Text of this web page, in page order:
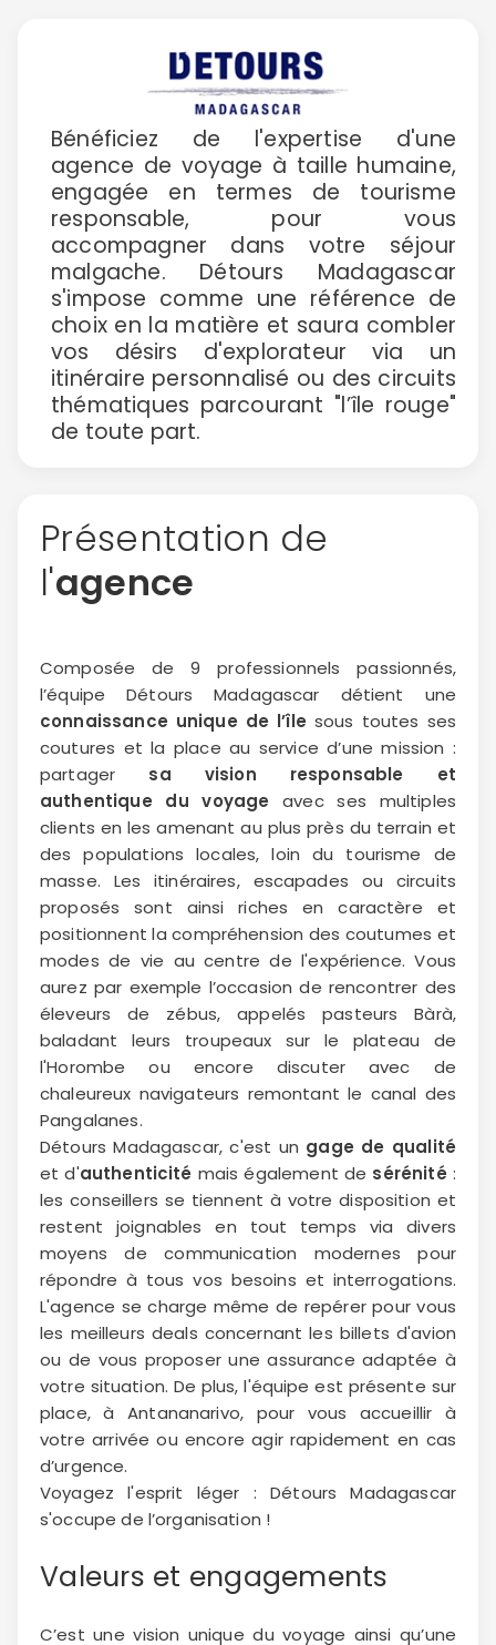
Bénéficiez de l'expertise d'une
agence de voyage à taille humaine,
engagée en termes de tourisme
responsable, pour vous
accompagner dans votre séjour
malgache. Détours Madagascar
s'impose comme une référence de
choix en la matière et saura combler
vos désirs d'explorateur via un
itinéraire personnalisé ou des circuits
thématiques parcourant "l’île rouge"
de toute part.
Présentation de
l'agence
Composée de 9 professionnels passionnés,
l’équipe Détours Madagascar détient une
connaissance unique de l’île sous toutes ses
coutures et la place au service d’une mission :
partager sa vision responsable et
authentique du voyage avec ses multiples
clients en les amenant au plus près du terrain et
des populations locales, loin du tourisme de
masse. Les itinéraires, escapades ou circuits
proposés sont ainsi riches en caractère et
positionnent la compréhension des coutumes et
modes de vie au centre de l'expérience. Vous
aurez par exemple l’occasion de rencontrer des
éleveurs de zébus, appelés pasteurs Bàrà,
baladant leurs troupeaux sur le plateau de
l'Horombe ou encore discuter avec de
chaleureux navigateurs remontant le canal des
Pangalanes.
Détours Madagascar, c'est un gage de qualité
et d'authenticité mais également de sérénité :
les conseillers se tiennent à votre disposition et
restent joignables en tout temps via divers
moyens de communication modernes pour
répondre à tous vos besoins et interrogations.
L'agence se charge même de repérer pour vous
les meilleurs deals concernant les billets d'avion
ou de vous proposer une assurance adaptée à
votre situation. De plus, l'équipe est présente sur
place, à Antananarivo, pour vous accueillir à
votre arrivée ou encore agir rapidement en cas
d’urgence.
Voyagez l'esprit léger : Détours Madagascar
s'occupe de l’organisation !
Valeurs et engagements
C’est une vision unique du voyage ainsi qu’une